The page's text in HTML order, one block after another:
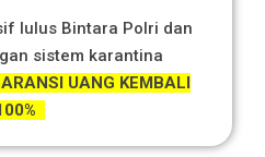
lulus Bintara Polri dan
sistem karantina
UANG KEMBALI